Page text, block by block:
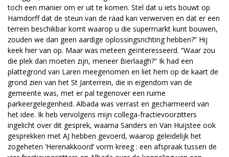
toch een manier om er uit te komen. Stel dat u iets bouwt op
Hamdorff dat de steun van de raad kan verwerven en dat er een
terrein beschikbar komt waarop u die supermarkt kunt bouwen,
zouden we dan geen aardige oplossingsrichting hebben?” Hij
keek hier van op. Maar was meteen geïnteresseerd. “Waar zou
die plek dan moeten zijn, meneer Bierlaagh?” Ik had een
plattegrond van Laren meegenomen en liet hem op de kaart de
grond zien van het St Janterrein, die in eigendom van de
gemeente was, met er pal tegenover een ruime
parkeergelegenheid. Albada was verrast en gecharmeerd van
het idee. Ik heb vervolgens mijn collega-fractievoorzitters
ingelicht over dit gesprek, waarna Sanders en Van Huijstee ook
gesprekken met AJ hebben gevoerd, waarop geleidelijk het
zogeheten ‘Herenakkoord’ vorm kreeg : een afspraak tussen de